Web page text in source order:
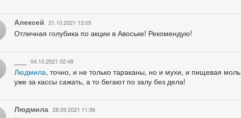
Алексей 21.10.2021 13:05
Отличная голубика по акции в Авоське! Рекомендую!
04.10.2021 02:48
Людмила, точно, и не только тараканы, но и мухи, и пищевая
уже за кассы сажать, а то бегают по залу без дела!
Людмила 28.09.2021 11:56